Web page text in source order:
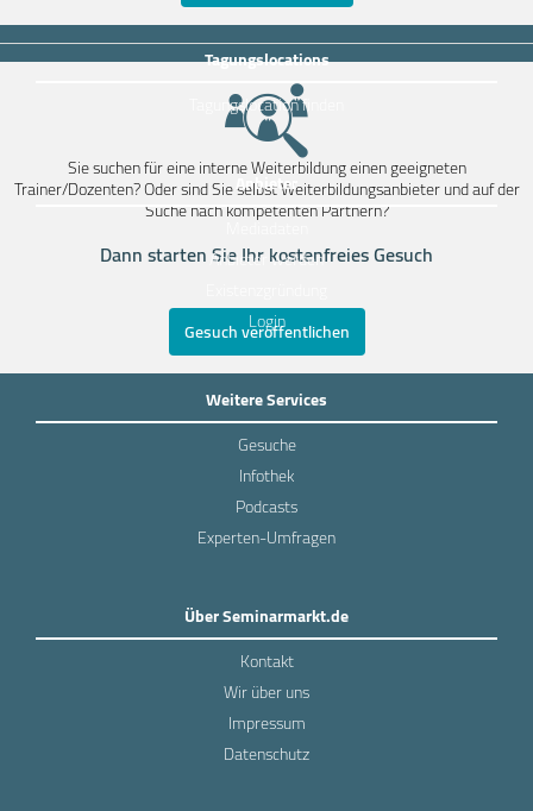
Sie suchen für eine interne Weiterbildung einen geeigneten
Trainer/Dozenten? Oder sind Sie selbst Weiterbildungsanbieter und auf der
Suche nach kompetenten Partnern?
Dann starten Sie Ihr kostenfreies Gesuch
Gesuch veröffentlichen
Tagungslocations
Tagungslocation finden
Anbieter
Mediadaten
Anbieter werden
Login
Weitere Services
Gesuche
Infothek
Podcasts
Experten-Umfragen
Über Seminarmarkt.de
Kontakt
Wir über uns
Impressum
Datenschutz